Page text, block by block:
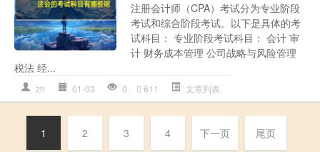
注册会计师（CPA）考试分为专业阶段
考试和综合阶段考试。以下是具体的考
试科目： 专业阶段考试科目： 会计 审
计 财务成本管理 公司战略与风险管理
税法 经...
zh 01-03 0 611 文章列表
1 2 3 4 下一页 尾页